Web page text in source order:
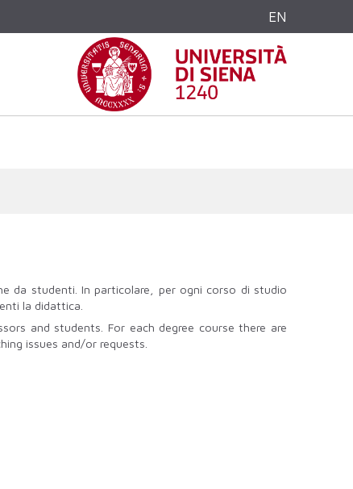
EN
da studenti. In particolare, per ogni corso di studio
la didattica.
and students. For each degree course there are
issues and/or requests.